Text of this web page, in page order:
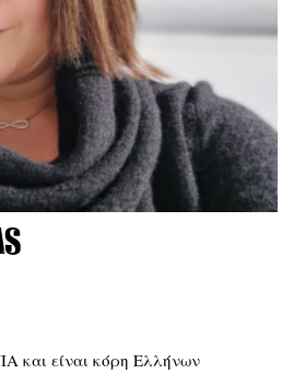
και είναι κόρη Ελλήνων